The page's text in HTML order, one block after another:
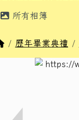
主內容區域
所有相簿
回首頁
歷年畢業典禮